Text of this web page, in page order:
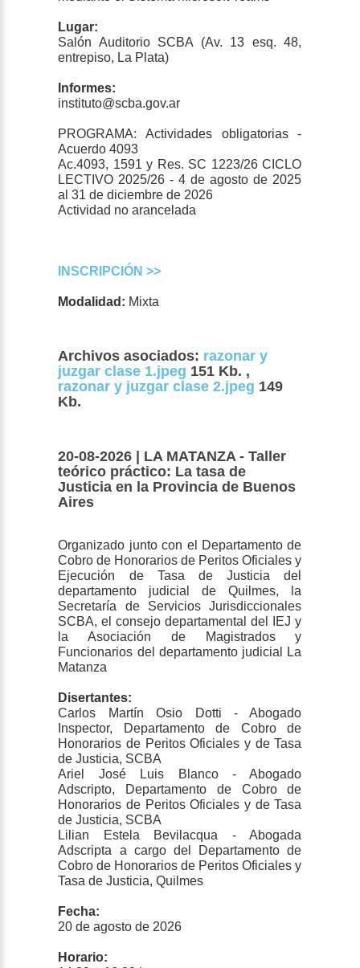
Lugar:
Salón Auditorio SCBA (Av. 13 esq. 48,
entrepiso, La Plata)
Informes:
instituto@scba.gov.ar
PROGRAMA: Actividades obligatorias -
Acuerdo 4093
Ac.4093, 1591 y Res. SC 1223/26 CICLO
LECTIVO 2025/26 - 4 de agosto de 2025
al 31 de diciembre de 2026
Actividad no arancelada
INSCRIPCIÓN >>
Modalidad: Mixta
Archivos asociados: razonar y
juzgar clase 1.jpeg 151 Kb. ,
razonar y juzgar clase 2.jpeg 149
Kb.
20-08-2026 | LA MATANZA - Taller
teórico práctico: La tasa de
Justicia en la Provincia de Buenos
Aires
Organizado junto con el Departamento de
Cobro de Honorarios de Peritos Oficiales y
Ejecución de Tasa de Justicia del
departamento judicial de Quilmes, la
Secretaría de Servicios Jurisdiccionales
SCBA, el consejo departamental del IEJ y
la Asociación de Magistrados y
Funcionarios del departamento judicial La
Matanza
Disertantes:
Carlos Martín Osio Dotti - Abogado
Inspector, Departamento de Cobro de
Honorarios de Peritos Oficiales y de Tasa
de Justicia, SCBA
Ariel José Luis Blanco - Abogado
Adscripto, Departamento de Cobro de
Honorarios de Peritos Oficiales y de Tasa
de Justicia, SCBA
Lilian Estela Bevilacqua - Abogada
Adscripta a cargo del Departamento de
Cobro de Honorarios de Peritos Oficiales y
Tasa de Justicia, Quilmes
Fecha:
20 de agosto de 2026
Horario: